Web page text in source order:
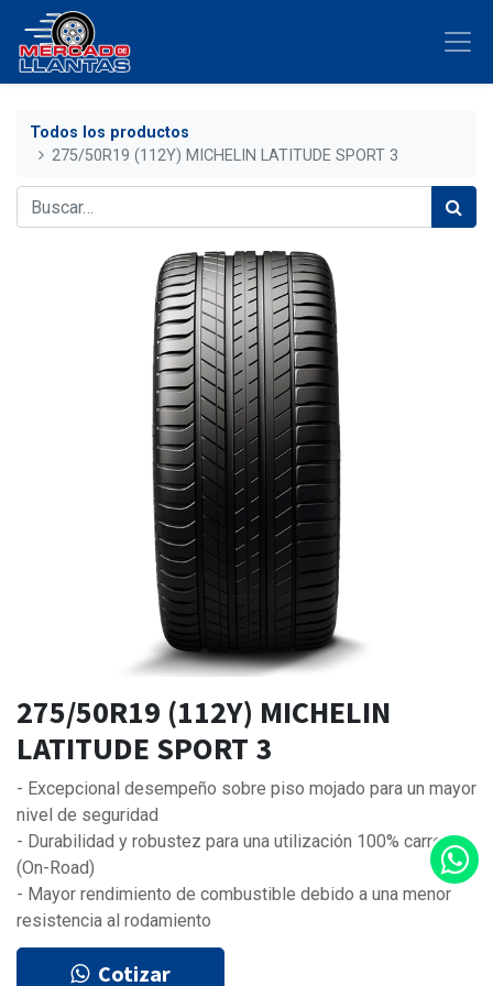
Todos los productos
275/50R19 (112Y) MICHELIN LATITUDE SPORT 3
275/50R19 (112Y) MICHELIN
LATITUDE SPORT 3
- Excepcional desempeño sobre piso mojado para un mayor
nivel de seguridad
- Durabilidad y robustez para una utilización 100% carretera
(On-Road)
- Mayor rendimiento de combustible debido a una menor
resistencia al rodamiento
Cotizar